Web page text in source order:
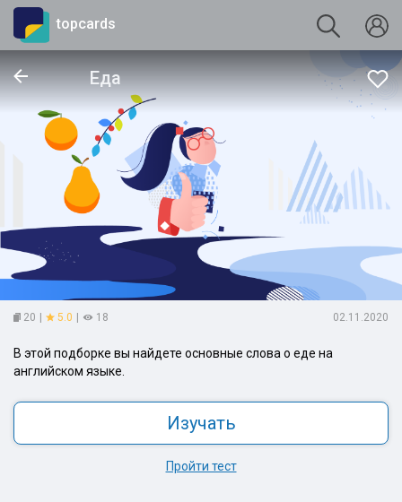
topcards
Еда
20 5.0 18 02.11.2020
В этой подборке вы найдете основные слова о еде на
английском языке.
Изучать
Пройти тест